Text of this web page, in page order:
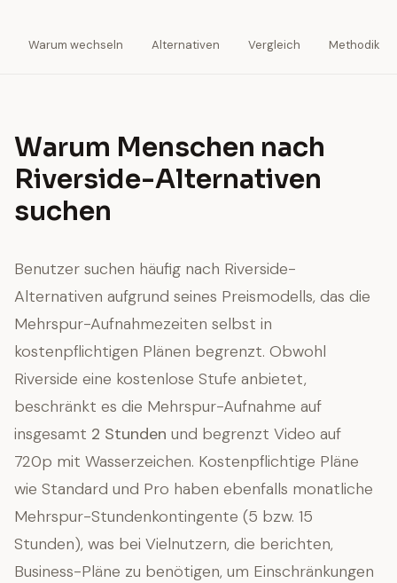
Warum wechseln Alternativen Vergleich Methodik
Warum Menschen nach
Riverside-Alternativen
suchen
Benutzer suchen häufig nach Riverside-
Alternativen aufgrund seines Preismodells, das die
Mehrspur-Aufnahmezeiten selbst in
kostenpflichtigen Plänen begrenzt. Obwohl
Riverside eine kostenlose Stufe anbietet,
beschränkt es die Mehrspur-Aufnahme auf
insgesamt 2 Stunden und begrenzt Video auf
720p mit Wasserzeichen. Kostenpflichtige Pläne
wie Standard und Pro haben ebenfalls monatliche
Mehrspur-Stundenkontingente (5 bzw. 15
Stunden), was bei Vielnutzern, die berichten,
Business-Pläne zu benötigen, um Einschränkungen